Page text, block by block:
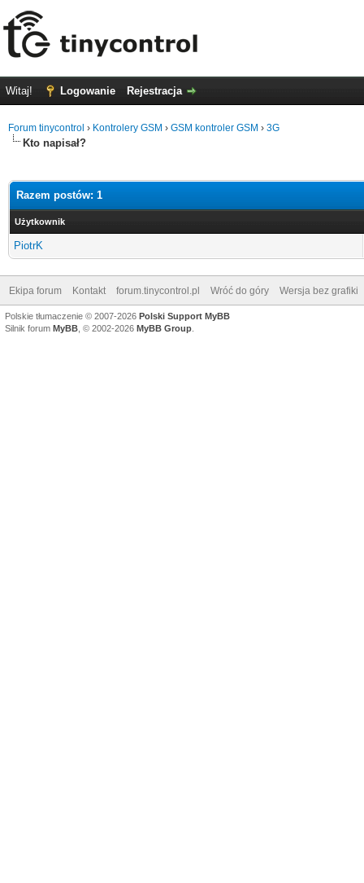
Witaj! Logowanie Rejestracja
Forum tinycontrol › Kontrolery GSM › GSM kontroler GSM › 3G
Kto napisał?
Razem postów: 1
Użytkownik
PiotrK
Ekipa forum Kontakt forum.tinycontrol.pl Wróć do góry Wersja bez grafiki
Polskie tłumaczenie © 2007-2026 Polski Support MyBB
Silnik forum MyBB , © 2002-2026 MyBB Group